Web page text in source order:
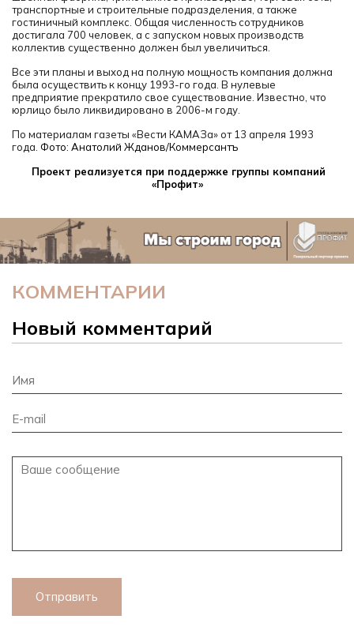
транспортные и строительные подразделения, а также
гостиничный комплекс. Общая численность сотрудников
достигала 700 человек, а с запуском новых производств
коллектив существенно должен был увеличиться.
Все эти планы и выход на полную мощность компания должна
была осуществить к концу 1993-го года. В нулевые
предприятие прекратило свое существование. Известно, что
юрлицо было ликвидировано в 2006-м году.
По материалам газеты «Вести КАМАЗа» от 13 апреля 1993
года. Фото: Анатолий Жданов/Коммерсантъ
Проект реализуется при поддержке группы компаний
«Профит»
КОММЕНТАРИИ
Новый комментарий
Отправить